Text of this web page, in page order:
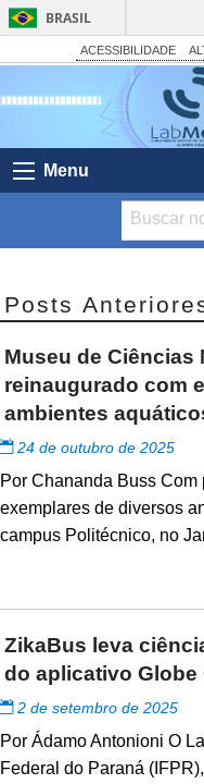
BRASIL
ACESSIBILIDADE
Menu
Posts
Museu de Ciências
reinaugurado com
ambientes
24 de outubro de 2025
Por Chananda Buss
exemplares de diversos
campus Politécnico, no
ZikaBus leva
do aplicativo Globe
2 de setembro de 2025
Por Ádamo Antonioni O
Federal do Paraná